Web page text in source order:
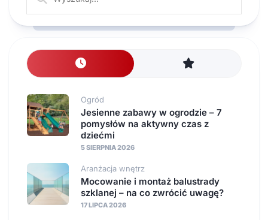
Ogród
Jesienne zabawy w ogrodzie – 7
pomysłów na aktywny czas z
dziećmi
5 SIERPNIA 2026
Aranżacja wnętrz
Mocowanie i montaż balustrady
szklanej – na co zwrócić uwagę?
17 LIPCA 2026